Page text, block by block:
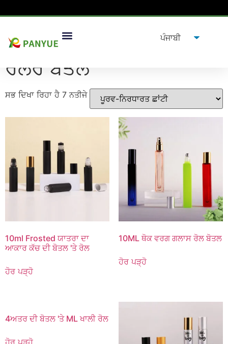
ਘਰ/ਉਤਪਾਦ / ਰੋਲਰ ਬੋਤਲ
ਰੋਲਰ ਬੋਤਲ
ਸਭ ਦਿਖਾ ਰਿਹਾ ਹੈ 7 ਨਤੀਜੇ
10ml Frosted ਯਾਤਰਾ ਦਾ
ਆਕਾਰ ਕੱਚ ਦੀ ਬੋਤਲ 'ਤੇ ਰੋਲ
ਹੋਰ ਪੜ੍ਹੋ
10ML ਥੋਕ ਵਰਗ ਗਲਾਸ ਰੋਲ ਬੋਤਲ
ਹੋਰ ਪੜ੍ਹੋ
4ਅਤਰ ਦੀ ਬੋਤਲ 'ਤੇ ML ਖਾਲੀ ਰੋਲ